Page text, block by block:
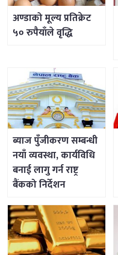
अण्डाको मूल्य प्रतिक्रेट
५० रुपैयाँले वृद्धि
ब्याज पुँजीकरण सम्बन्धी
नयाँ व्यवस्था, कार्यविधि
बनाई लागु गर्न राष्ट्र
बैंकको निर्देशन